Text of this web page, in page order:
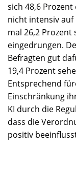
sich 48,6
nicht intensiv
mal 26,2 Prozent
eingedrungen.
Befragten gut
19,4 Prozent
Entsprechend
Einschränkung
KI durch die
dass die
positiv